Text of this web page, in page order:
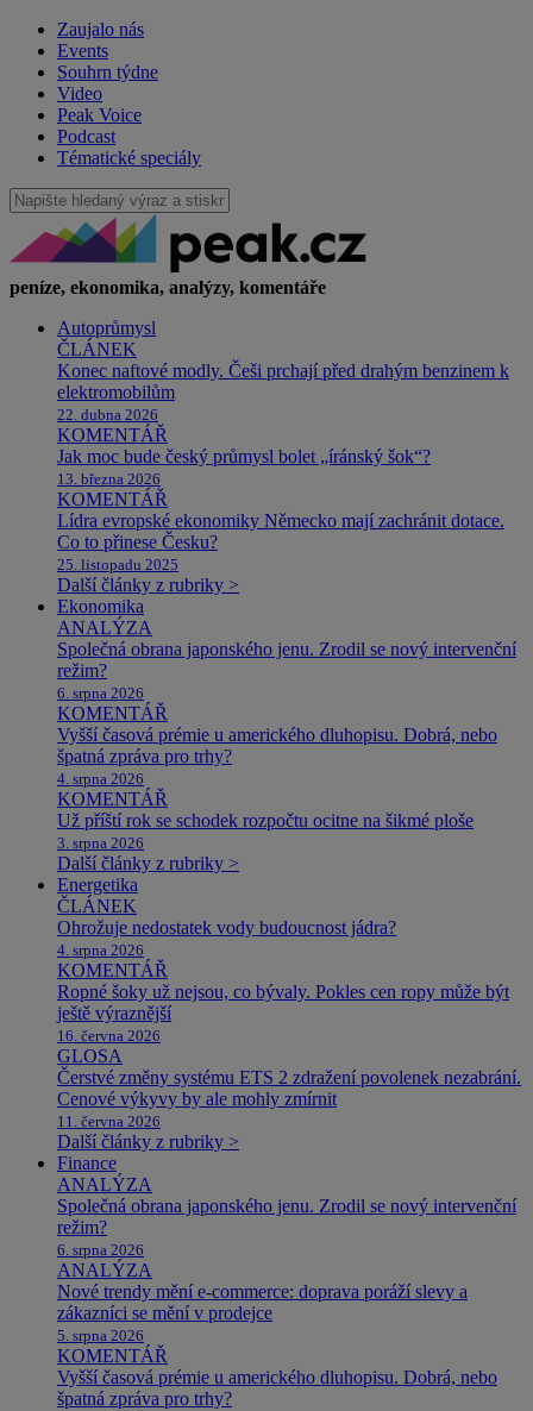
Zaujalo nás
Events
Souhrn týdne
Video
Peak Voice
Podcast
Tématické speciály
peníze, ekonomika, analýzy, komentáře
Autoprůmysl
ČLÁNEK
Konec naftové modly. Češi prchají před drahým benzinem k
elektromobilům
22. dubna 2026
KOMENTÁŘ
Jak moc bude český průmysl bolet „íránský šok“?
13. března 2026
KOMENTÁŘ
Lídra evropské ekonomiky Německo mají zachránit dotace.
Co to přinese Česku?
25. listopadu 2025
Další články z rubriky >
Ekonomika
ANALÝZA
Společná obrana japonského jenu. Zrodil se nový intervenční
režim?
6. srpna 2026
KOMENTÁŘ
Vyšší časová prémie u amerického dluhopisu. Dobrá, nebo
špatná zpráva pro trhy?
4. srpna 2026
KOMENTÁŘ
Už příští rok se schodek rozpočtu ocitne na šikmé ploše
3. srpna 2026
Další články z rubriky >
Energetika
ČLÁNEK
Ohrožuje nedostatek vody budoucnost jádra?
4. srpna 2026
KOMENTÁŘ
Ropné šoky už nejsou, co bývaly. Pokles cen ropy může být
ještě výraznější
16. června 2026
GLOSA
Čerstvé změny systému ETS 2 zdražení povolenek nezabrání.
Cenové výkyvy by ale mohly zmírnit
11. června 2026
Další články z rubriky >
Finance
ANALÝZA
Společná obrana japonského jenu. Zrodil se nový intervenční
režim?
6. srpna 2026
ANALÝZA
Nové trendy mění e-commerce: doprava poráží slevy a
zákazníci se mění v prodejce
5. srpna 2026
KOMENTÁŘ
Vyšší časová prémie u amerického dluhopisu. Dobrá, nebo
špatná zpráva pro trhy?